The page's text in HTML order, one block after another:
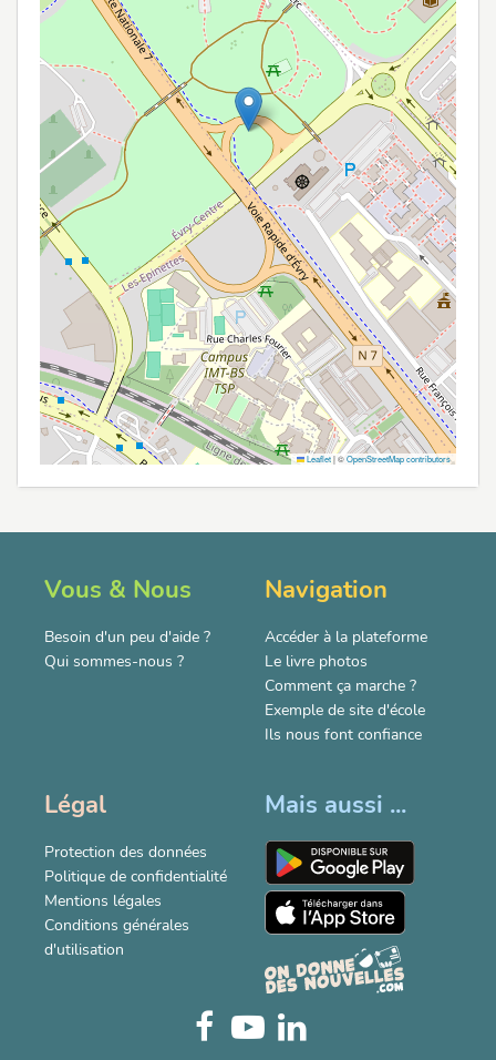
Leaflet|©OpenStreetMap contributors
Vous & Nous
Besoin d'un peu d'aide ?
Qui sommes-nous ?
Navigation
Accéder à la plateforme
Le livre photos
Comment ça marche ?
Exemple de site d'école
Ils nous font confiance
Légal
Protection des données
Politique de confidentialité
Mentions légales
Conditions générales
d'utilisation
Mais aussi ...